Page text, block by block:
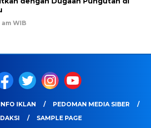
WIB
IKLAN
PEDOMAN MEDIA SIBER
SAMPLE PAGE